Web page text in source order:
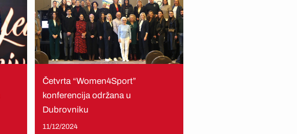
Četvrta “Women4Sport”
konferencija održana u
Dubrovniku
11/12/2024